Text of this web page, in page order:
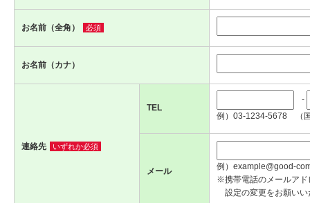
お名前（全角） 必須
お名前（カナ）
連絡先 いずれか必須
TEL
-
例）03-1234-5678 （
メール
例）example@good-
※携帯電話のメールアド
設定の変更をお願いい